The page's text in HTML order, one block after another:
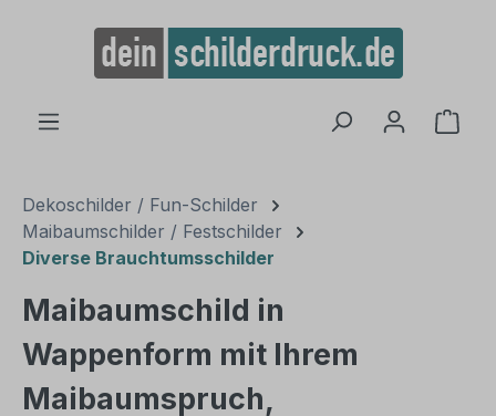
springen
Dekoschilder / Fun-Schilder
Maibaumschilder / Festschilder
Diverse Brauchtumsschilder
Maibaumschild in
Wappenform mit Ihrem
Maibaumspruch,